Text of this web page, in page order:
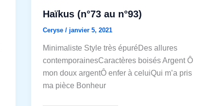
Haïkus (n°73 au n°93)
Ceryse / janvier 5, 2021
Minimaliste Style très épuréDes allures
contemporainesCaractères boisés Argent Ô
mon doux argentÔ enfer à celuiQui m’a pris
ma pièce Bonheur